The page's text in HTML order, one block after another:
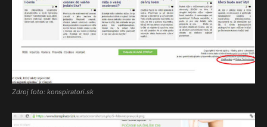
Zdroj foto: konspiratori.sk